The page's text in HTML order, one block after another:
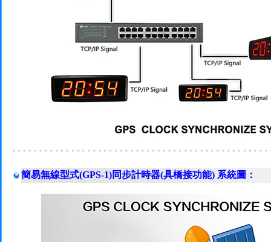
簡易無線型式(GPS-1)同步計時器(具橋接功能) 系統圖：